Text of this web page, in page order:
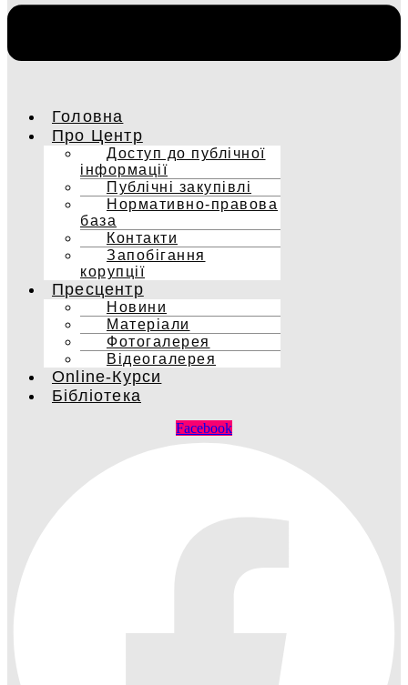
Головна
Про Центр
Доступ до публічної
інформації
Публічні закупівлі
Нормативно-правова
база
Контакти
Запобігання
корупції
Пресцентр
Новини
Матеріали
Фотогалерея
Відеогалерея
Online-Курси
Бібліотека
Facebook